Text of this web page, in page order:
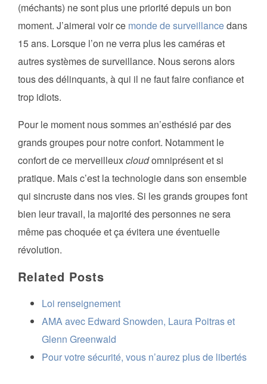
(méchants) ne sont plus une priorité depuis un bon
moment. J’aimerai voir ce monde de surveillancedans
15 ans. Lorsque l’on ne verra plus les caméras et
autres systèmes de surveillance. Nous serons alors
tous des délinquants, à qui il ne faut faire confiance et
trop idiots.
Pour le moment nous sommes an’esthésié par des
grands groupes pour notre confort. Notamment le
confort de ce merveilleuxcloudomniprésent et si
pratique. Mais c’est la technologie dans son ensemble
qui sincruste dans nos vies. Si les grands groupes font
bien leur travail, la majorité des personnes ne sera
même pas choquée et ça évitera une éventuelle
révolution.
Related Posts
Loi renseignement
AMA avec Edward Snowden, Laura Poitras et
Glenn Greenwald
Pour votre sécurité, vous n’aurez plus de libertés